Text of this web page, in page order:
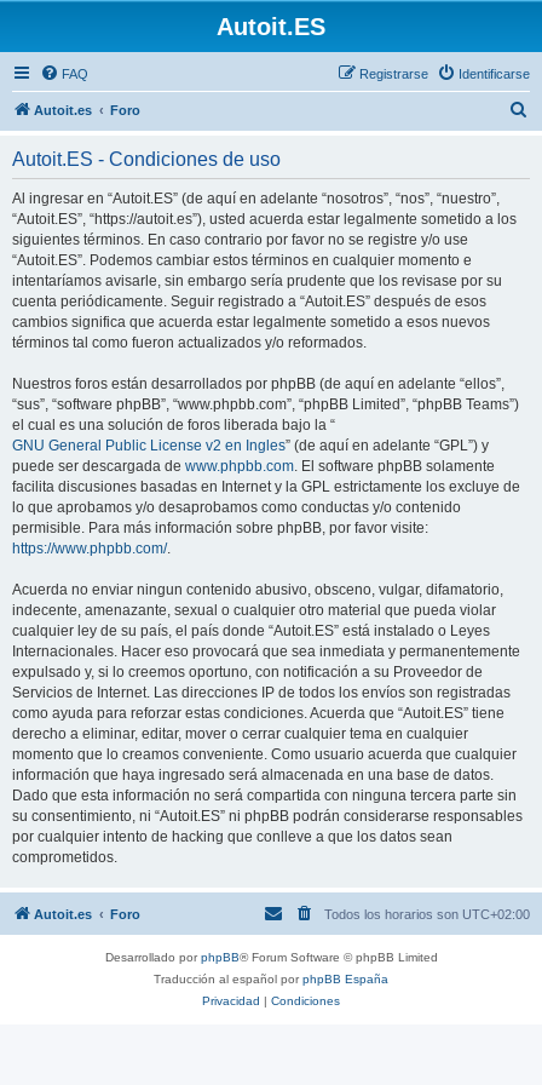
Autoit.ES
FAQ Identificarse
Registrarse
Autoit.es Foro
Autoit.ES - Condiciones de uso
Al ingresar en “Autoit.ES” (de aquí en adelante “nosotros”, “nos”, “nuestro”,
“Autoit.ES”, “https://autoit.es”), usted acuerda estar legalmente sometido a los
siguientes términos. En caso contrario por favor no se registre y/o use
“Autoit.ES”. Podemos cambiar estos términos en cualquier momento e
intentaríamos avisarle, sin embargo sería prudente que los revisase por su
cuenta periódicamente. Seguir registrado a “Autoit.ES” después de esos
cambios significa que acuerda estar legalmente sometido a esos nuevos
términos tal como fueron actualizados y/o reformados.
Nuestros foros están desarrollados por phpBB (de aquí en adelante “ellos”,
“sus”, “software phpBB”, “www.phpbb.com”, “phpBB Limited”, “phpBB Teams”)
el cual es una solución de foros liberada bajo la “
GNU General Public License v2 en Ingles” (de aquí en adelante “GPL”) y
puede ser descargada de www.phpbb.com. El software phpBB solamente
facilita discusiones basadas en Internet y la GPL estrictamente los excluye de
lo que aprobamos y/o desaprobamos como conductas y/o contenido
permisible. Para más información sobre phpBB, por favor visite:
https://www.phpbb.com/.
Acuerda no enviar ningun contenido abusivo, obsceno, vulgar, difamatorio,
indecente, amenazante, sexual o cualquier otro material que pueda violar
cualquier ley de su país, el país donde “Autoit.ES” está instalado o Leyes
Internacionales. Hacer eso provocará que sea inmediata y permanentemente
expulsado y, si lo creemos oportuno, con notificación a su Proveedor de
Servicios de Internet. Las direcciones IP de todos los envíos son registradas
como ayuda para reforzar estas condiciones. Acuerda que “Autoit.ES” tiene
derecho a eliminar, editar, mover o cerrar cualquier tema en cualquier
momento que lo creamos conveniente. Como usuario acuerda que cualquier
información que haya ingresado será almacenada en una base de datos.
Dado que esta información no será compartida con ninguna tercera parte sin
su consentimiento, ni “Autoit.ES” ni phpBB podrán considerarse responsables
por cualquier intento de hacking que conlleve a que los datos sean
comprometidos.
Autoit.es Foro Todos los horarios son UTC+02:00
Desarrollado porphpBB® Forum Software © phpBB Limited
Traducción al español porphpBB España
Privacidad | Condiciones